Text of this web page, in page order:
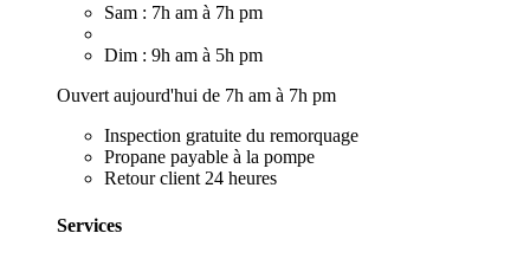
Sam : 7h am à 7h pm
Dim : 9h am à 5h pm
Ouvert aujourd'hui de 7h am à 7h pm
Inspection gratuite du remorquage
Propane payable à la pompe
Retour client 24 heures
Services